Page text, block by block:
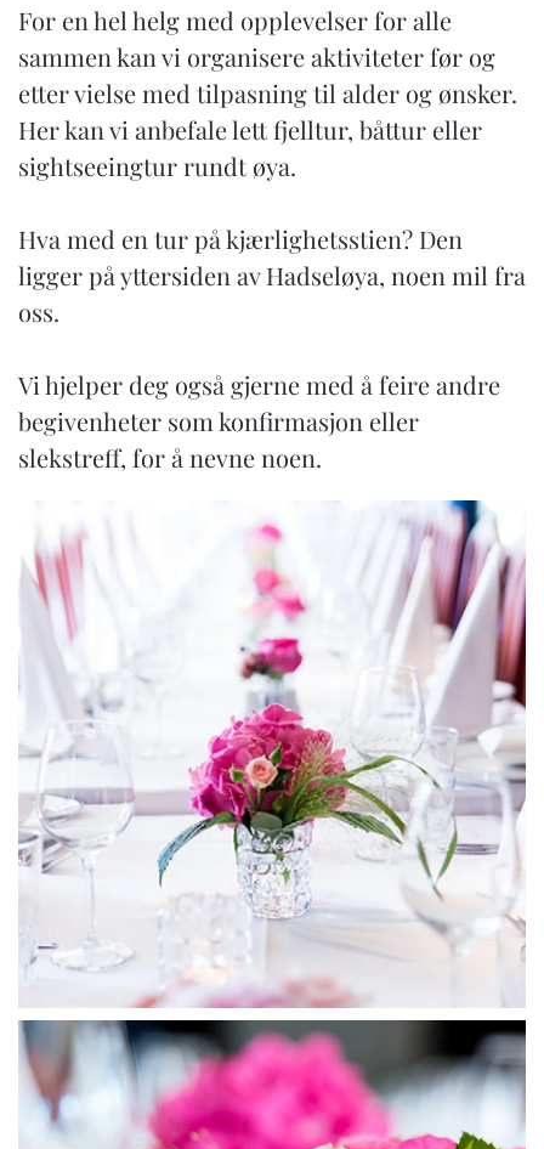
For en hel helg med opplevelser for alle
sammen kan vi organisere aktiviteter før og
etter vielse med tilpasning til alder og ønsker.
Her kan vi anbefale lett fjelltur, båttur eller
sightseeingtur rundt øya.
Hva med en tur på kjærlighetsstien? Den
ligger på yttersiden av Hadseløya, noen mil fra
oss.
Vi hjelper deg også gjerne med å feire andre
begivenheter som konfirmasjon eller
slekstreff, for å nevne noen.